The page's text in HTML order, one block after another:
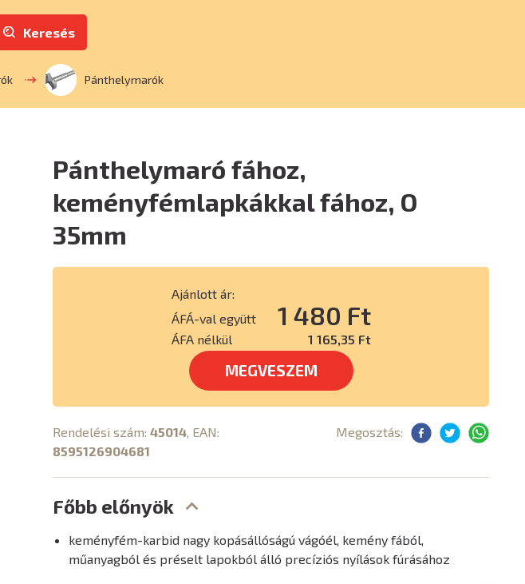
Keresés
Pánthelymarók
Pánthelymaró fához,
keményfémlapkákkal fához, O
35mm
Ajánlott ár:
ÁFÁ-val együtt
1 480 Ft
ÁFA nélkül 1 165,35 Ft
MEGVESZEM
Rendelési szám: 45014, EAN:
8595126904681
Megosztás:
Főbb előnyök
keményfém-karbid nagy kopásállóságú vágóél, kemény fából,
műanyagból és préselt lapokból álló precíziós nyílások fúrásához